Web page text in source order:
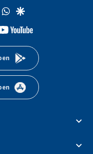
twitterwhatsapp
google
youtube-
en
en